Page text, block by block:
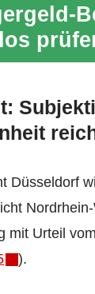
Düsseldorf
mit Urteil
).